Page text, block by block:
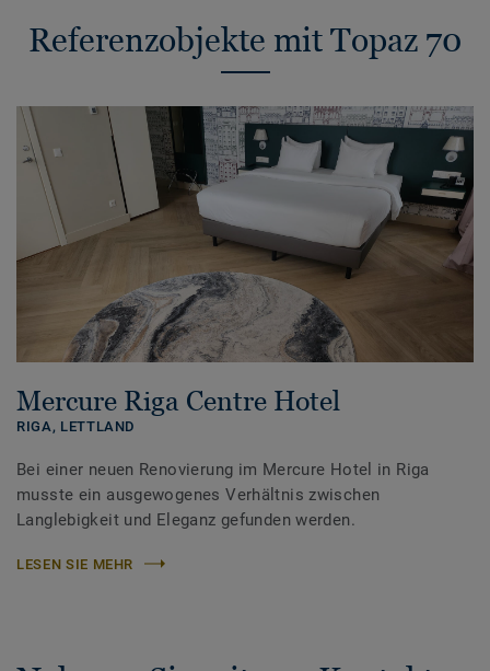
Referenzobjekte mit Topaz 70
Mercure Riga Centre Hotel
RIGA, LETTLAND
Bei einer neuen Renovierung im Mercure Hotel in Riga
musste ein ausgewogenes Verhältnis zwischen
Langlebigkeit und Eleganz gefunden werden.
LESEN SIE MEHR